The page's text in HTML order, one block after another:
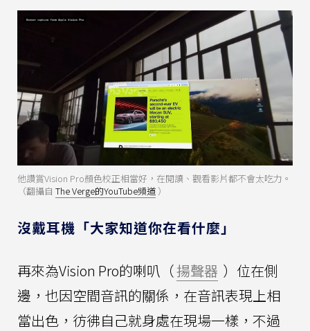
他讚賞Vision Pro顏色校正相當好，在閱讀、觀看影片都不會太吃力。
（翻攝自 The Verge的YouTube頻道 ）
沒戴耳機「大家知道你在看什麼」
再來為Vision Pro的喇叭（揚聲器 ）位在側
邊，也因空間音訊的關係，在音訊表現上相
當出色，彷彿自己就身處在現場一樣，不過